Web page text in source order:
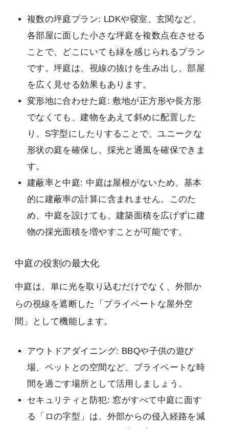
複数の坪庭プラン: LDKや寝室、玄関など、
各部屋に面した小さな坪庭を複数点在させる
ことで、どこにいても緑を感じられるプラン
です。坪庭は、視線の抜けを生み出し、部屋
を広く見せる効果もあります。
変形地に合わせた庭: 敷地が正方形や長方形
でなくても、建物をあえて斜めに配置した
り、S字型にしたりすることで、ユニークな
形状の庭を確保し、採光と通風を確保できま
す。
建蔽率と中庭: 中庭は屋根がないため、基本
的に建蔽率の計算に含まれません。このた
め、中庭を設けても、建築面積を広げずに建
物の採光面積を増やすことが可能です。
中庭の役割の最大化
中庭は、単に光を取り込むだけでなく、外部か
らの視線を遮断した「プライベートな屋外空
間」として機能します。
アウトドアダイニング: BBQや子供の遊び
場、ペットとの空間など、プライベートな時
間を過ごす場所として活用しましょう。
セキュリティと防犯: 窓がすべて中庭に面す
る「ロの字型」は、外部からの侵入経路を減